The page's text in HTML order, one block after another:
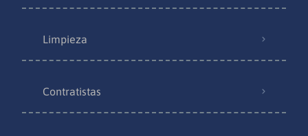
Limpieza
Contratistas